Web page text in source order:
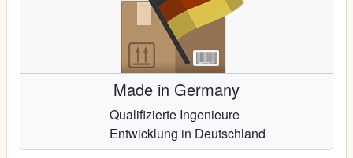
Made in Germany
Qualifizierte Ingenieure
Entwicklung in Deutschland